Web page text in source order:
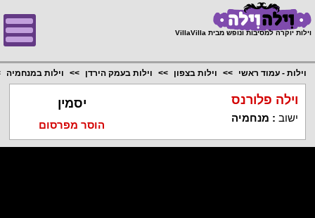
וילות יוקרה למסיבות ונופש מבית VillaVilla
וילות - עמוד ראשי וילות בצפון וילות בעמק הירדן וילות במנחמיה
וילה פלורנס
ישוב : מנחמיה
יסמין
הוסר מפרסום